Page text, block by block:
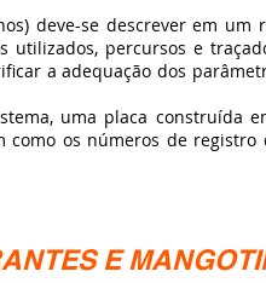
deve-se descrever em um
utilizados, percursos e
a adequação dos
uma placa construída
os números de registro
E